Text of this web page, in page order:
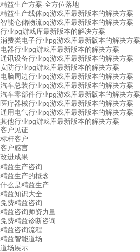
精益生产方案-全方位落地
精益生产线体pg游戏库最新版本的解决方案
智能仓储物流pg游戏库最新版本的解决方案
行业pg游戏库最新版本的解决方案
消费类电子行业pg游戏库最新版本的解决方案
电器行业pg游戏库最新版本的解决方案
通讯设备行业pg游戏库最新版本的解决方案
安防行业pg游戏库最新版本的解决方案
电脑周边行业pg游戏库最新版本的解决方案
汽车总装行业pg游戏库最新版本的解决方案
汽车零部件行业pg游戏库最新版本的解决方案
医疗器械行业pg游戏库最新版本的解决方案
通用电气行业pg游戏库最新版本的解决方案
其他行业pg游戏库最新版本的解决方案
客户见证
标杆客户
客户感言
改进成果
精益生产咨询
精益生产的概念
什么是精益生产
精益知识大全
免费精益咨询
精益咨询师资力量
免费精益诊断咨询
精益咨询流程
精益智能道场
道场展示